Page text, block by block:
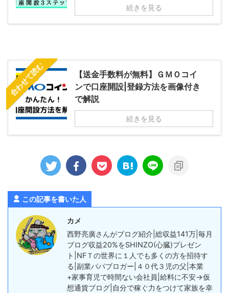
続きを見る
合わせて読む
【送金手数料が無料】ＧＭＯコイ
ンで口座開設|登録方法を画像付き
で解説
続きを見る
この記事を書いた人
カメ
西野亮廣さんがブログ紹介|総収益141万|毎月
ブログ収益20%をSHINZO(心臓)プレゼン
ト|NFＴの世界に１人でも多くの方を招待す
る|副業パパブロガー|４０代３児の父|本業
+家事育児で時間ない会社員|給料に不安→仮
想通貨ブログ|自分で稼ぐ力をつけて家族を幸